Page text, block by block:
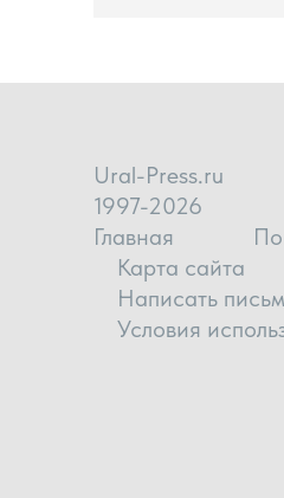
Ural-Press.ru
1997-2026
Главная
Карта сайта
Написать
Условия